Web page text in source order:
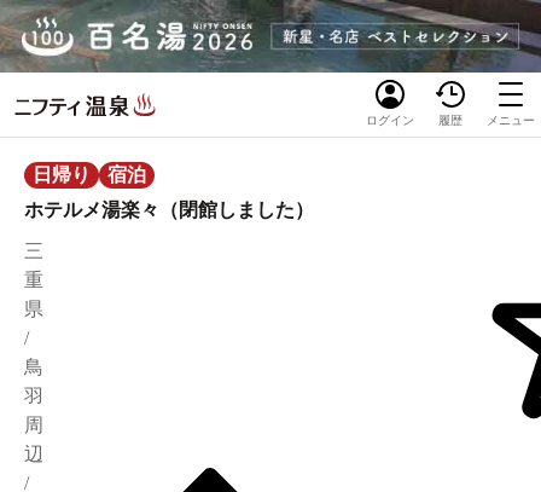
ログイン 履歴 メニュー
日帰り
宿泊
ホテルメ湯楽々（閉館しました）
三
重
県
/
鳥
羽
周
辺
/